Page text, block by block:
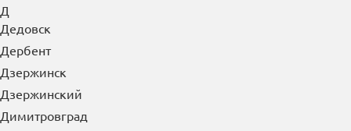
Д
Дедовск
Дербент
Дзержинск
Дзержинский
Димитровград